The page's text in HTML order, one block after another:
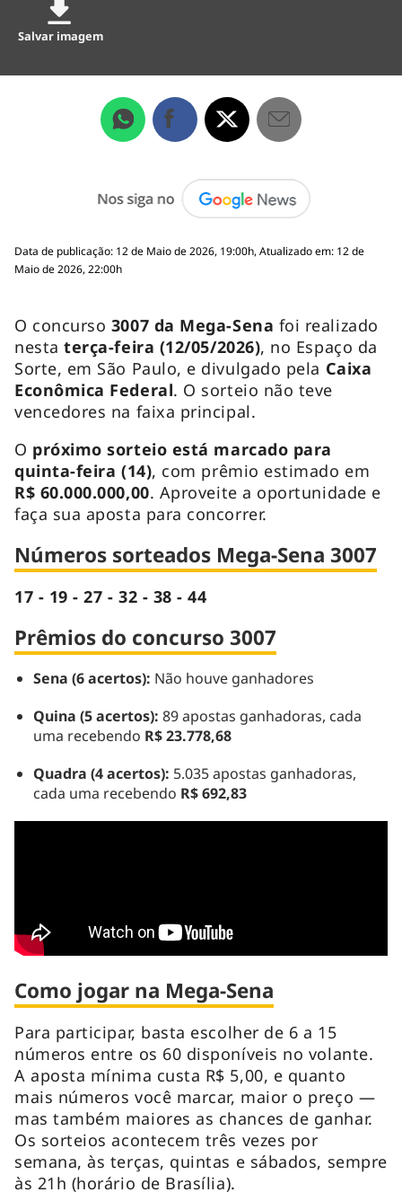
Salvar imagem
Data de publicação: 12 de Maio de 2026, 19:00h, Atualizado em: 12 de
Maio de 2026, 22:00h
O concurso 3007 da Mega-Sena foi realizado
nestaterça-feira (12/05/2026), no Espaço da
Sorte, em São Paulo, e divulgado pela Caixa
Econômica Federal. O sorteio não teve
vencedores na faixa principal.
O próximo sorteio está marcado para
quinta-feira (14), com prêmio estimado em
R$ 60.000.000,00. Aproveite a oportunidade e
faça sua aposta para concorrer.
Números sorteados Mega-Sena 3007
17 - 19 - 27 - 32 - 38 - 44
Prêmios do concurso 3007
Sena (6 acertos): Não houve ganhadores
Quina (5 acertos): 89 apostas ganhadoras, cada
uma recebendo R$ 23.778,68
Quadra (4 acertos): 5.035 apostas ganhadoras,
cada uma recebendo R$ 692,83
Como jogar na Mega-Sena
Para participar, basta escolher de 6 a 15
números entre os 60 disponíveis no volante.
A aposta mínima custa R$ 5,00, e quanto
mais números você marcar, maior o preço —
mas também maiores as chances de ganhar.
Os sorteios acontecem três vezes por
semana, às terças, quintas e sábados, sempre
às 21h (horário de Brasília).